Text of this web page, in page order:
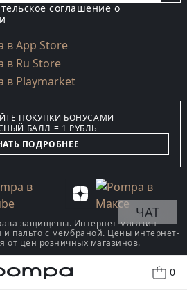
0
соглашение о
ПОКУПКИ БОНУСАМИ
БАЛЛ = 1 РУБЛЬ
ПОДРОБНЕЕ
защищены. Интернет-магазин
пальто с мембраной. Цены интернет-
от цен розничных магазинов.
ЧАТ